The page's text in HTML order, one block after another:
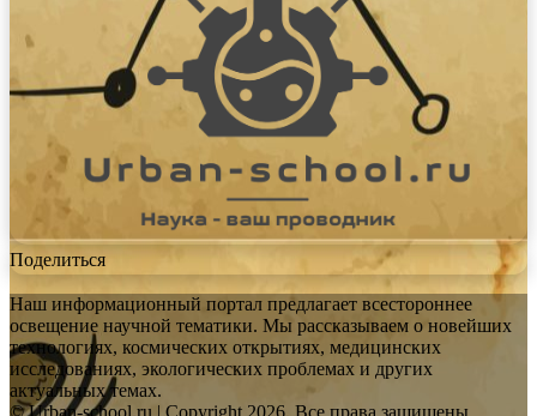
Поделиться
Наш информационный портал предлагает всестороннее
освещение научной тематики. Мы рассказываем о новейших
технологиях, космических открытиях, медицинских
исследованиях, экологических проблемах и других
актуальных темах.
© Urban-school.ru | Copyright 2026, Все права защищены